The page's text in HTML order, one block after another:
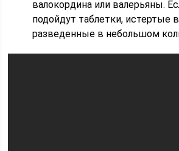
валокордина или валерьяны.
подойдут таблетки, истертые
разведенные в небольшом